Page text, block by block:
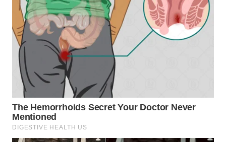
BOGOR
WN
DEPOK
TAPANULI
UTARA
WN
SAMOSIR